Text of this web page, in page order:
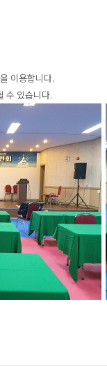
이용합니다.
수 있습니다.